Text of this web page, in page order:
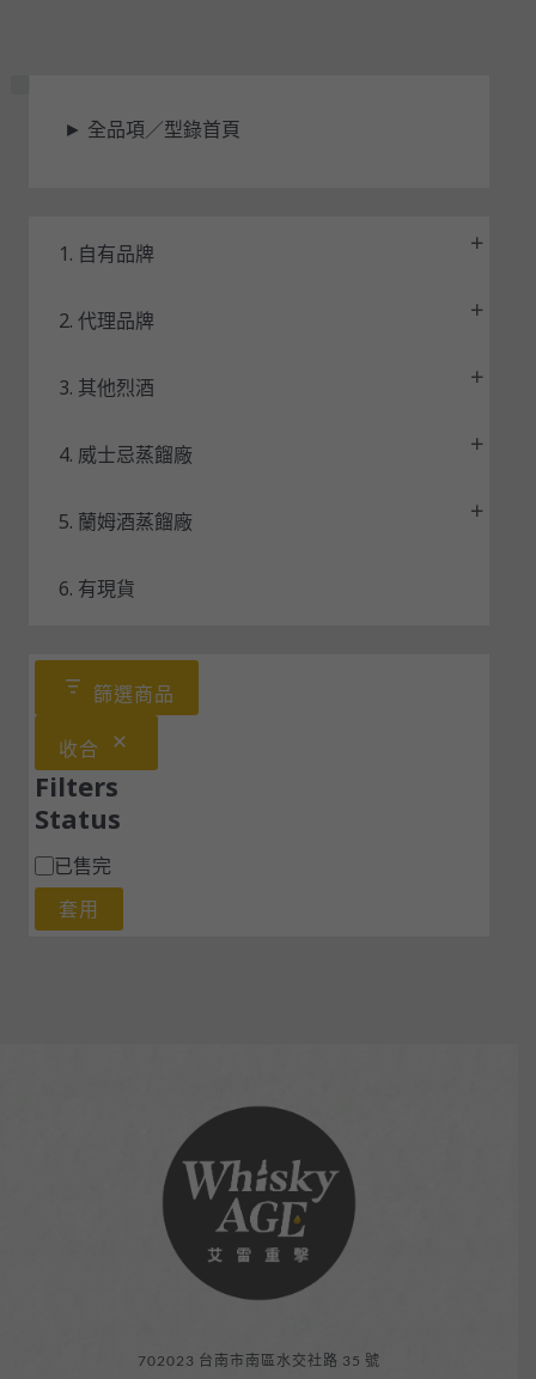
► 全品項／型錄首頁
1. 自有品牌
2. 代理品牌
3. 其他烈酒
4. 威士忌蒸餾廠
5. 蘭姆酒蒸餾廠
6. 有現貨
篩選商品
收合
Filters
Status
已售完
套用
702023 台南市南區水交社路 35 號